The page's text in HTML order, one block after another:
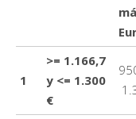
1
>= 1.166,7
y <= 1.300
€